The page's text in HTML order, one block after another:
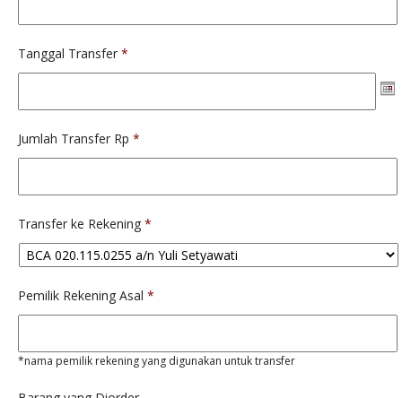
Tanggal Transfer *
Jumlah Transfer Rp *
Transfer ke Rekening *
Pemilik Rekening Asal *
*nama pemilik rekening yang digunakan untuk transfer